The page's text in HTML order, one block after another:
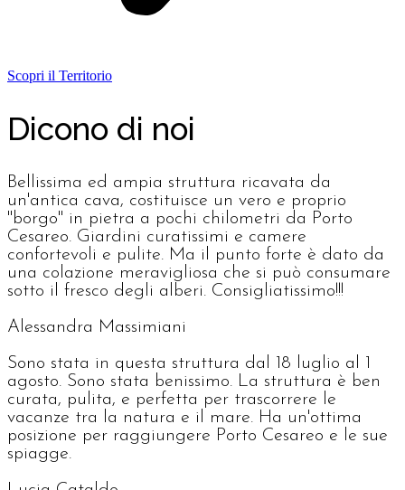
Scopri il Territorio
Dicono di noi
Bellissima ed ampia struttura ricavata da
un'antica cava, costituisce un vero e proprio
"borgo" in pietra a pochi chilometri da Porto
Cesareo. Giardini curatissimi e camere
confortevoli e pulite. Ma il punto forte è dato da
una colazione meravigliosa che si può consumare
sotto il fresco degli alberi. Consigliatissimo!!!
Alessandra Massimiani
Sono stata in questa struttura dal 18 luglio al 1
agosto. Sono stata benissimo. La struttura è ben
curata, pulita, e perfetta per trascorrere le
vacanze tra la natura e il mare. Ha un'ottima
posizione per raggiungere Porto Cesareo e le sue
spiagge.